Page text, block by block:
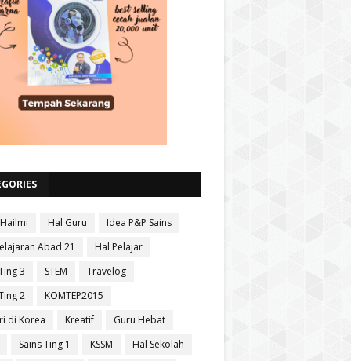
Hal Guru
Idea P&P Sains
Abad 21
Hal Pelajar
3
STEM
Travelog
2
KOMTEP2015
di Korea
Kreatif
Guru Hebat
Sains Ting 1
KSSM
Hal Sekolah